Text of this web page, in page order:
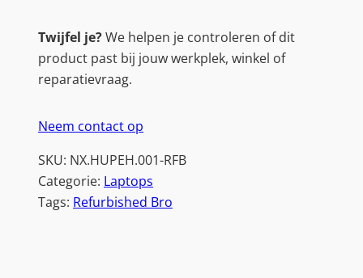
Twijfel je?We helpen je controleren of dit
product past bij jouw werkplek, winkel of
reparatievraag.
Neem contact op
SKU: NX.HUPEH.001-RFB
Categorie: Laptops
Tags: Refurbished Bro